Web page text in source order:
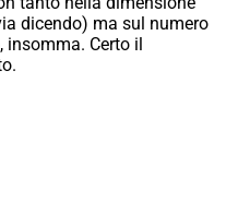
dicendo) ma sul numero
insomma. Certo il